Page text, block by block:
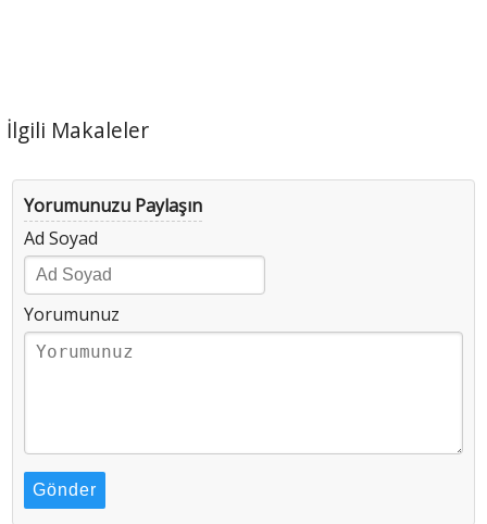
İlgili Makaleler
Yorumunuzu Paylaşın
Ad Soyad
Yorumunuz
Gönder